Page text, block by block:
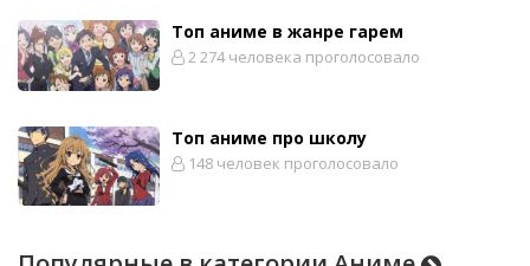
Топ аниме в жанре гарем
2 274 человека проголосовало
Топ аниме про школу
148 человек проголосовало